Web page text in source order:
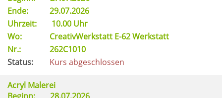
Ende:
29.07.2026
Uhrzeit:
10.00 Uhr
Wo:
CreativWerkstatt E-62 Werkstatt
Nr.:
262C1010
Status:
Kurs abgeschlossen
Acryl Malerei